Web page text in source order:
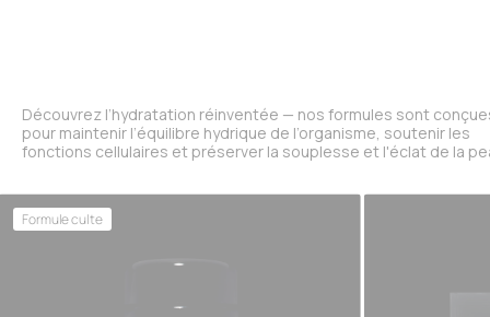
Découvrez l’hydratation réinventée — nos formules sont
pour maintenir l’équilibre hydrique de l’organisme, soutenir les
fonctions cellulaires et préserver la souplesse et l'éclat de la
Formule culte